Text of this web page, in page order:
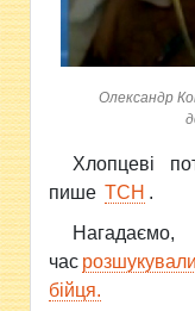
Олександр
Хлопцеві
пише ТСН .
час
бійця.